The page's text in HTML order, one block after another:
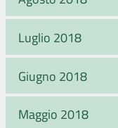
Luglio 2018
Giugno 2018
Maggio 2018